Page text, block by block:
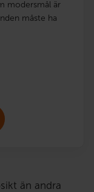
modersmål är
måste ha
än andra